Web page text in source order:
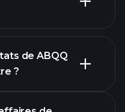
des résultats
de ABQQ
?